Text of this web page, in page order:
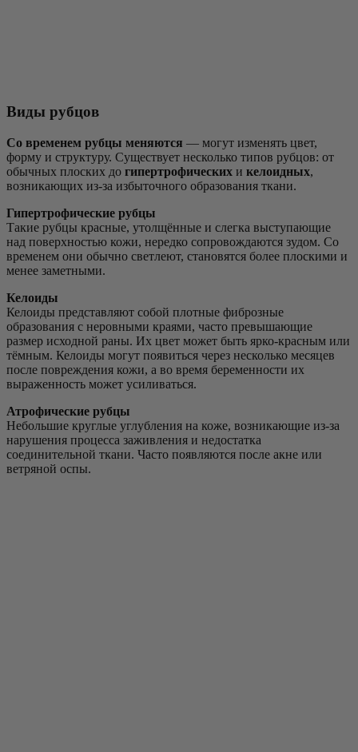
Виды рубцов
Со временем рубцы меняются — могут изменять цвет,
форму и структуру. Существует несколько типов рубцов: от
обычных плоских до гипертрофических и келоидных,
возникающих из-за избыточного образования ткани.
Гипертрофические рубцы
Такие рубцы красные, утолщённые и слегка выступающие
над поверхностью кожи, нередко сопровождаются зудом. Со
временем они обычно светлеют, становятся более плоскими и
менее заметными.
Келоиды
Келоиды представляют собой плотные фиброзные
образования с неровными краями, часто превышающие
размер исходной раны. Их цвет может быть ярко-красным или
тёмным. Келоиды могут появиться через несколько месяцев
после повреждения кожи, а во время беременности их
выраженность может усиливаться.
Атрофические рубцы
Небольшие круглые углубления на коже, возникающие из-за
нарушения процесса заживления и недостатка
соединительной ткани. Часто появляются после акне или
ветряной оспы.